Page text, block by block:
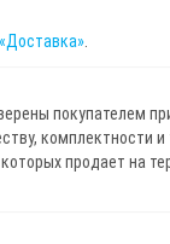
«Доставка»
покупателем
комплектности
продает на